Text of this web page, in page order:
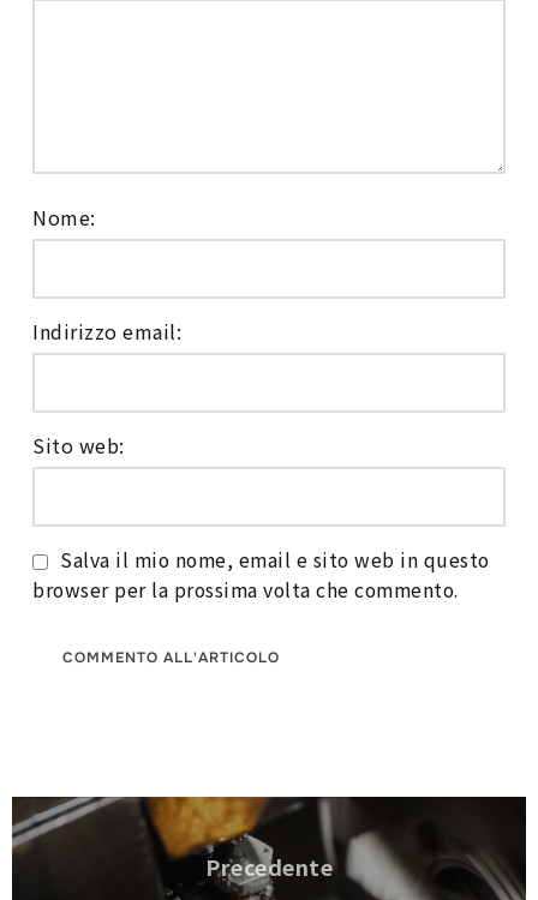
Nome:
Indirizzo email:
Sito web:
Salva il mio nome, email e sito web in questo
browser per la prossima volta che commento.
Navigazione
articoli
Precedente
Precedente